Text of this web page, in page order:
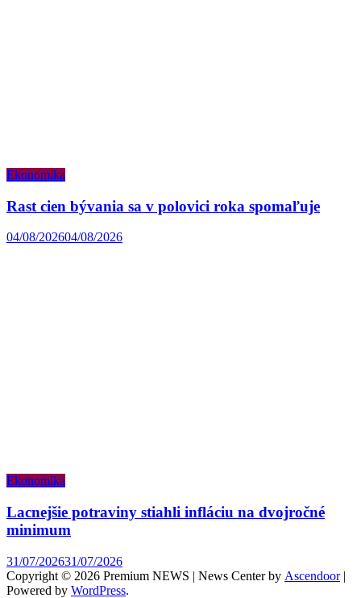
Ekonomika
Rast cien bývania sa v polovici roka spomaľuje
04/08/202604/08/2026
Ekonomika
Lacnejšie potraviny stiahli infláciu na dvojročné
minimum
31/07/202631/07/2026
Copyright © 2026 Premium NEWS | News Center by Ascendoor|
Powered by WordPress.